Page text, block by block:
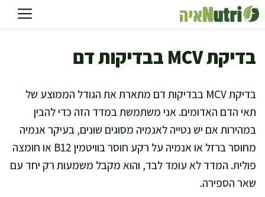
לדלג
לתוכן
בדיקת MCV בבדיקות דם
בדיקת MCV בבדיקות דם מתארת את הגודל הממוצע של
תאי הדם האדומים. אני משתמשת במדד הזה כדי להבין
במהירות אם יש נטייה לאנמיה מסוגים שונים, בעיקר אנמיה
מחוסר ברזל או אנמיה על רקע חוסר בוויטמין B12 או חומצה
פולית. המדד לא עומד לבד, והוא מקבל משמעות רק יחד עם
שאר הספירה.